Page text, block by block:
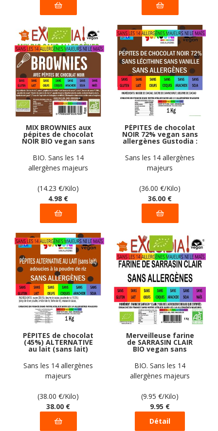
MIX BROWNIES aux
pépites de chocolat
NOIR BIO vegan sans
allergènes sans maïs
Exquidia : 350
grammes
BIO. Sans les 14
allergènes majeurs
(14.23 €/Kilo)
4.98 €
PÉPITES de chocolat
NOIR 72% vegan sans
allergènes Gustodia :
Sans les 14 allergènes
majeurs
(36.00 €/Kilo)
36.00 €
PÉPITES de chocolat
(45%) ALTERNATIVE
au lait (sans lait)
vegan sans
allergènes Gustodia :
1 kg
Sans les 14 allergènes
majeurs
(38.00 €/Kilo)
38.00 €
Merveilleuse farine
de SARRASIN CLAIR
BIO vegan sans
allergènes sans maïs
Exquidia : 1 Kg
BIO. Sans les 14
allergènes majeurs
(9.95 €/Kilo)
9.95 €